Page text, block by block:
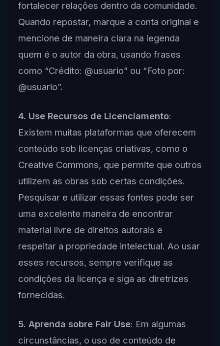
fortalecer relações dentro da comunidade.
Quando repostar, marque a conta original e
mencione de maneira clara na legenda
quem é o autor da obra, usando frases
como “Crédito: @usuario” ou “Foto por:
@usuario”.
4. Use Recursos de Licenciamento:
Existem muitas plataformas que oferecem
conteúdo sob licenças criativas, como o
Creative Commons, que permite que outros
utilizem as obras sob certas condições.
Pesquisar e utilizar essas fontes pode ser
uma excelente maneira de encontrar
material livre de direitos autorais e
respeitar a propriedade intelectual. Ao usar
esses recursos, sempre verifique as
condições da licença e siga as diretrizes
fornecidas.
5. Aprenda sobre Fair Use: Em algumas
circunstâncias, o uso de conteúdo de